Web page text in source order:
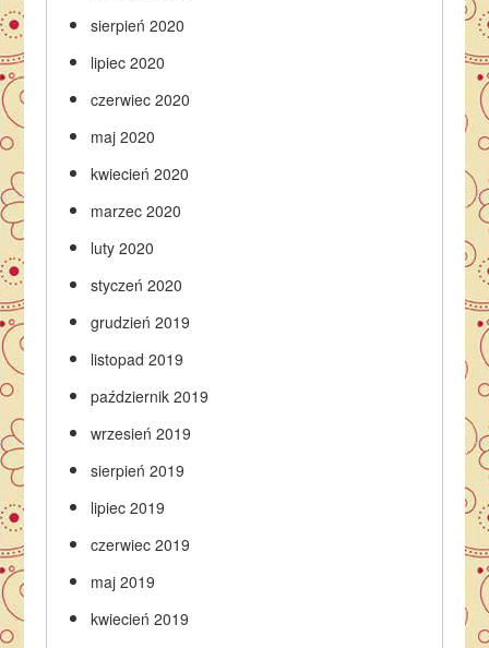
sierpień 2020
lipiec 2020
czerwiec 2020
maj 2020
kwiecień 2020
marzec 2020
luty 2020
styczeń 2020
grudzień 2019
listopad 2019
październik 2019
wrzesień 2019
sierpień 2019
lipiec 2019
czerwiec 2019
maj 2019
kwiecień 2019